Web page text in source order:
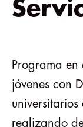
Programa
jóvenes con
universitarios
realizando